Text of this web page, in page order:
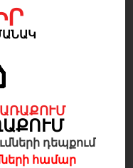
ստուգման
ԱՌԱՔՈՒՄ
դեպքում
համար